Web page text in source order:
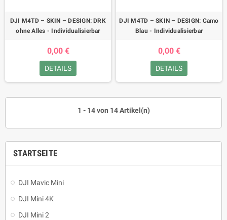
STARTSEITE
DJI Mavic Mini
DJI Mini 4K
DJI Mini 2
DJI M4TD – SKIN – DESIGN: DRK
ohne Alles - Individualisierbar
0,00 €
DETAILS
DJI M4TD – SKIN – DESIGN: Camo
Blau - Individualisierbar
0,00 €
DETAILS
1 - 14 von 14 Artikel(n)